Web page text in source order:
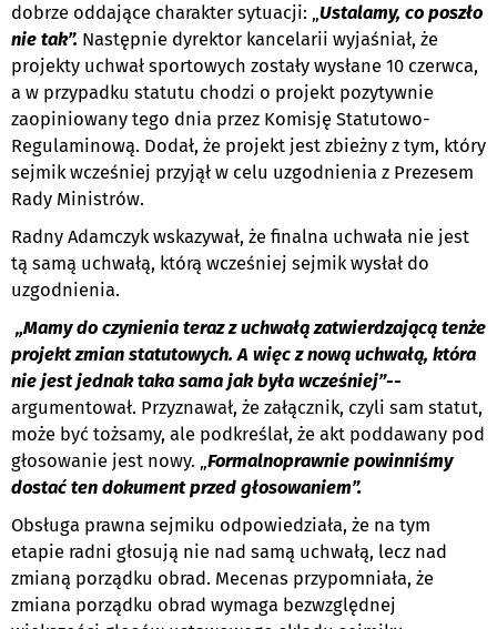
dobrze oddające charakter sytuacji: „Ustalamy, co poszło
nie tak”. Następnie dyrektor kancelarii wyjaśniał, że
projekty uchwał sportowych zostały wysłane 10 czerwca,
a w przypadku statutu chodzi o projekt pozytywnie
zaopiniowany tego dnia przez Komisję Statutowo-
Regulaminową. Dodał, że projekt jest zbieżny z tym, który
sejmik wcześniej przyjął w celu uzgodnienia z Prezesem
Rady Ministrów.
Radny Adamczyk wskazywał, że finalna uchwała nie jest
tą samą uchwałą, którą wcześniej sejmik wysłał do
uzgodnienia.
„Mamy do czynienia teraz z uchwałą zatwierdzającą tenże
projekt zmian statutowych. A więc z nową uchwałą, która
nie jest jednak taka sama jak była wcześniej”--
argumentował. Przyznawał, że załącznik, czyli sam statut,
może być tożsamy, ale podkreślał, że akt poddawany pod
głosowanie jest nowy. „Formalnoprawnie powinniśmy
dostać ten dokument przed głosowaniem”.
Obsługa prawna sejmiku odpowiedziała, że na tym
etapie radni głosują nie nad samą uchwałą, lecz nad
zmianą porządku obrad. Mecenas przypomniała, że
zmiana porządku obrad wymaga bezwzględnej